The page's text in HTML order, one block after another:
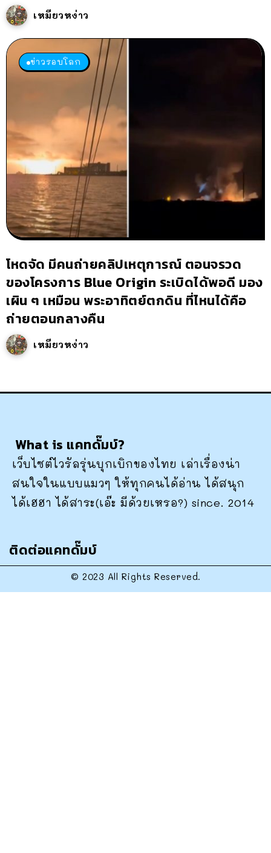
เหมียวหง่าว
ข่าวรอบโลก
โหดจัด มีคนถ่ายคลิปเหตุการณ์ ตอนจรวด
ของโครงการ Blue Origin ระเบิดได้พอดี มอง
เผิน ๆ เหมือน พระอาทิตย์ตกดิน ที่ไหนได้คือ
ถ่ายตอนกลางคืน
เหมียวหง่าว
What is แคทดั๊มบ์?
เว็บไซต์ไวรัลรุ่นบุกเบิกของไทย เล่าเรื่องน่า
สนใจในแบบแมวๆ ให้ทุกคนได้อ่าน ได้สนุก
ได้เฮฮา ได้สาระ(เอ๊ะ มีด้วยเหรอ?) since. 2014
ติดต่อแคทดั๊มบ์
© 2023 All Rights Reserved.